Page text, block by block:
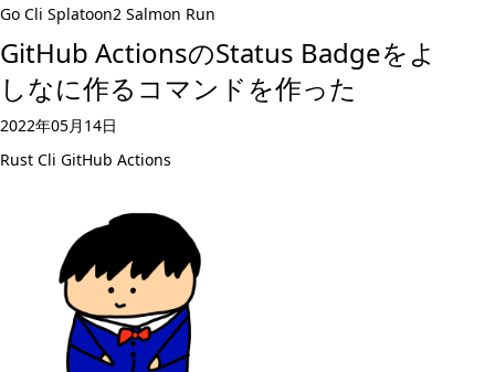
Go Cli Splatoon2 Salmon Run
GitHub ActionsのStatus Badgeをよ
しなに作るコマンドを作った
2022年05月14日
Rust Cli GitHub Actions